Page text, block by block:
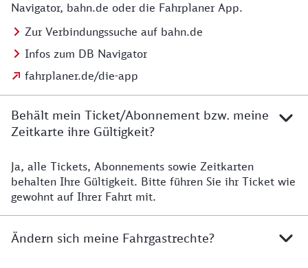
Navigator, bahn.de oder die Fahrplaner App.
Zur Verbindungssuche auf bahn.de
Infos zum DB Navigator
fahrplaner.de/die-app
Behält mein Ticket/Abonnement bzw. meine
Zeitkarte ihre Gültigkeit?
Details zur Zeitkarte
Ja, alle Tickets, Abonnements sowie Zeitkarten
behalten Ihre Gültigkeit. Bitte führen Sie ihr Ticket wie
gewohnt auf Ihrer Fahrt mit.
Ändern sich meine Fahrgastrechte?